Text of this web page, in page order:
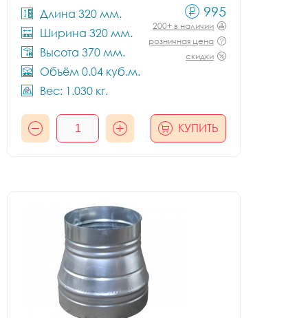
Длина 320 мм.
Ширина 320 мм.
Высота 370 мм.
Объём 0.04 куб.м.
Вес: 1.030 кг.
995
200+ в наличии
розничная цена
скидки
КУПИТЬ